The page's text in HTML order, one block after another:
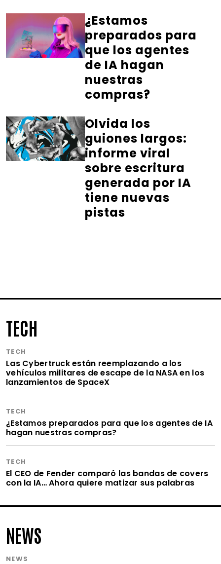
¿Estamos
preparados para
que los agentes
de IA hagan
nuestras
compras?
Olvida los
guiones largos:
informe viral
sobre escritura
generada por IA
tiene nuevas
pistas
TECH
TECH
Las Cybertruck están reemplazando a los
vehículos militares de escape de la NASA en los
lanzamientos de SpaceX
TECH
¿Estamos preparados para que los agentes de IA
hagan nuestras compras?
TECH
El CEO de Fender comparó las bandas de covers
con la IA… Ahora quiere matizar sus palabras
NEWS
NEWS